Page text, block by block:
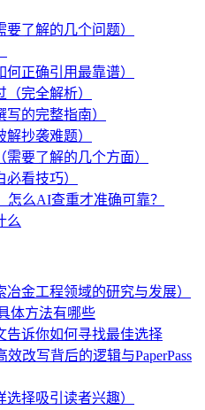
了解的几个问题）
正确引用最靠谱）
完全解析）
的完整指南）
抄袭难题）
要了解的几个方面）
看技巧）
么AI查重才准确可靠？
么
金工程领域的研究与发展）
体方法有哪些
告诉你如何寻找最佳选择
改写背后的逻辑与PaperPass
择吸引读者兴趣）